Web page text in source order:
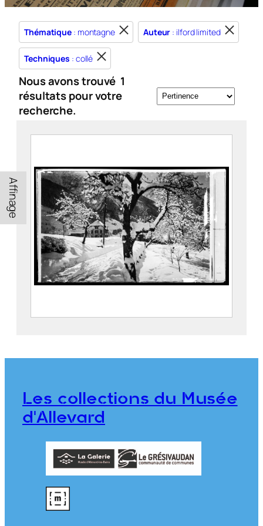
Thématique : montagne Auteur : ilford limited
Techniques : collé
Nous avons trouvé 1
résultats pour votre
recherche.
Affinage
L’hiver en Allevard : Le Curtillard sous la
FEUGIER, Albert Marius (Saint-
ILFORD Limited
CE2020.1.484
Les collections du Musée
d'Allevard